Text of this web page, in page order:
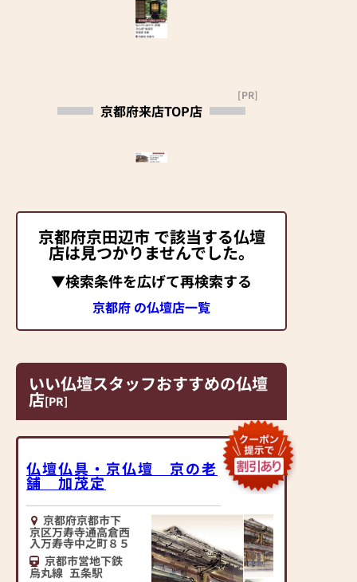
京都府来店TOP店
[PR]
京都府京田辺市 で該当する仏壇
店は見つかりませんでした。
▼検索条件を広げて再検索する
京都府 の仏壇店一覧
いい仏壇スタッフおすすめの仏壇
店[PR]
仏壇仏具・京仏壇 京の老
舗 加茂定
京都府京都市下
京区万寿寺通高倉西
入万寿寺中之町８５
京都市営地下鉄
烏丸線 五条駅